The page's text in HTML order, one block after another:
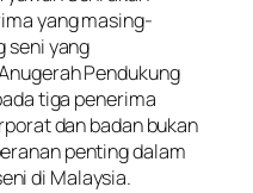
yang masing-
seni yang
Pendukung
tiga penerima
dan badan bukan
penting dalam
di Malaysia.